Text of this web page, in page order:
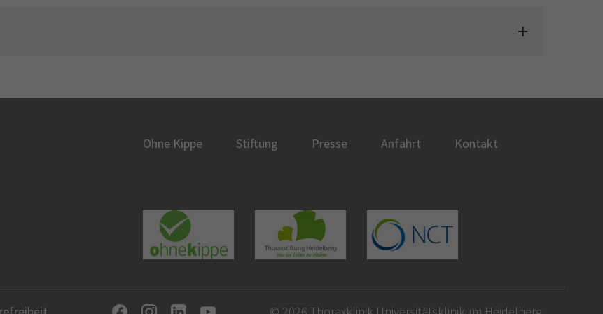
Ohne Kippe Stiftung Presse Anfahrt Kontakt